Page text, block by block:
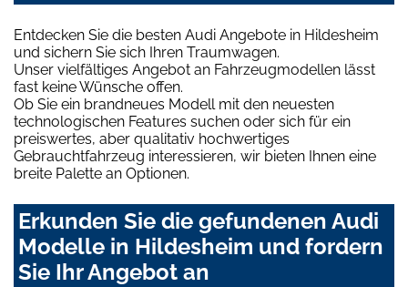
Entdecken Sie die besten Audi Angebote in Hildesheim
und sichern Sie sich Ihren Traumwagen.
Unser vielfältiges Angebot an Fahrzeugmodellen lässt
fast keine Wünsche offen.
Ob Sie ein brandneues Modell mit den neuesten
technologischen Features suchen oder sich für ein
preiswertes, aber qualitativ hochwertiges
Gebrauchtfahrzeug interessieren, wir bieten Ihnen eine
breite Palette an Optionen.
Erkunden Sie die gefundenen Audi
Modelle in Hildesheim und fordern
Sie Ihr Angebot an